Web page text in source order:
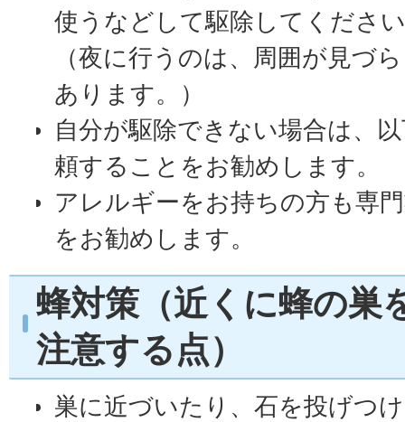
使うなどして駆除してくださ
（夜に行うのは、周囲が見づ
あります。）
自分が駆除できない場合は、
頼することをお勧めします。
アレルギーをお持ちの方も専
をお勧めします。
蜂対策（近くに蜂の巣
注意する点）
巣に近づいたり、石を投げつ